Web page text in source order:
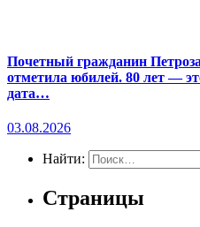
Почетный гражданин
отметила юбилей. 80 лет —
дата…
03.08.2026
Найти:
Страницы